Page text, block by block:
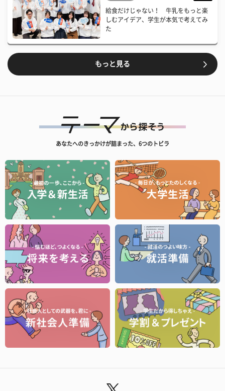
給食だけじゃない！ 牛乳をもっと楽
しむアイデア、学生が本気で考えてみ
た
もっと見る
あなたへのきっかけが詰まった、6つのトビラ